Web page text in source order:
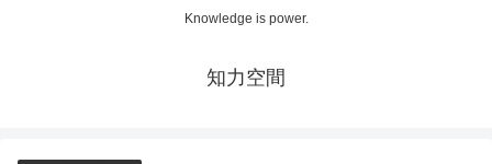
Knowledge is power.
知力空間